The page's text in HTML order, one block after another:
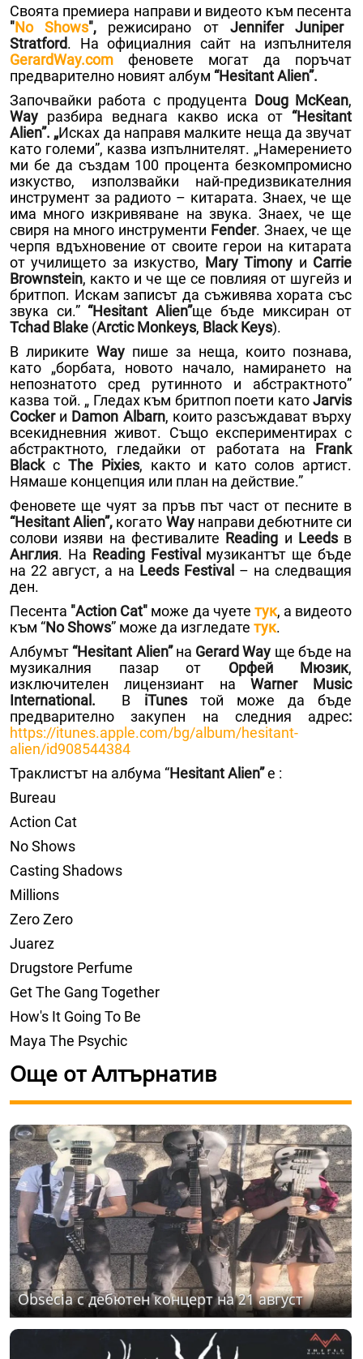
Своята премиера направи и видеото към песента
"No Shows", режисирано от Jennifer Juniper
Stratford. На официалния сайт на изпълнителя
GerardWay.com
феновете могат да поръчат
предварително новият албум “Hesitant Alien”.
Започвайки работа с продуцента Doug McKean,
Way разбира веднага какво иска от “Hesitant
Alien”. „Исках да направя малките неща да звучат
като големи”, казва изпълнителят. „Намерението
ми бе да създам 100 процента безкомпромисно
изкуство, използвайки най-предизвикателния
инструмент за радиото – китарата. Знаех, че ще
има много изкривяване на звука. Знаех, че ще
свиря на много инструменти Fender. Знаех, че ще
черпя вдъхновение от своите герои на китарата
от училището за изкуство, Mary Timony и Carrie
Brownstein, както и че ще се повлияя от шугейз и
бритпоп. Искам записът да съживява хората със
звука си.” “Hesitant Alien”ще бъде миксиран от
Tchad Blake (Arctic Monkeys, Black Keys).
В лирикитеWay пише за неща, които познава,
като „борбата, новото начало, намирането на
непознатото сред рутинното и абстрактното”
казва той. „ Гледах към бритпоп поети катоJarvis
Cockerи Damon Albarn, които разсъждават върху
всекидневния живот. Също експериментирах с
абстрактното, гледайки от работата на Frank
BlackсThe Pixies, както и като солов артист.
Нямаше концепция или план на действие.”
Феновете ще чуят за пръв път част от песните в
“Hesitant Alien”, когато Way направи дебютните си
солови изяви на фестивалите Reading и Leeds в
Англия. На Reading Festival музикантът ще бъде
на 22 август, а на Leeds Festival – на следващия
ден.
Песента "Action Cat" може да чуете тук, а видеото
към “No Shows” може да изгледате тук.
Албумът “Hesitant Alien”на Gerard Way ще бъде на
музикалния пазар от Орфей Мюзик,
изключителен лицензиант наWarner Music
International. В iTunesтой може да бъде
предварително закупен на следния адрес:
https://itunes.apple.com/bg/album/hesitant-
alien/id908544384
Траклистът на албума “Hesitant Alien”е :
Bureau
Action Cat
No Shows
Casting Shadows
Millions
Zero Zero
Juarez
Drugstore Perfume
Get The Gang Together
How's It Going To Be
Maya The Psychic
Още от Алтърнатив
Obsecia с дебютен концерт на 21 август